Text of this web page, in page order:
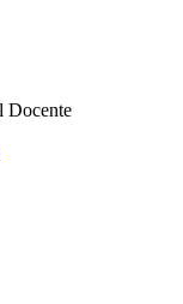
Docente